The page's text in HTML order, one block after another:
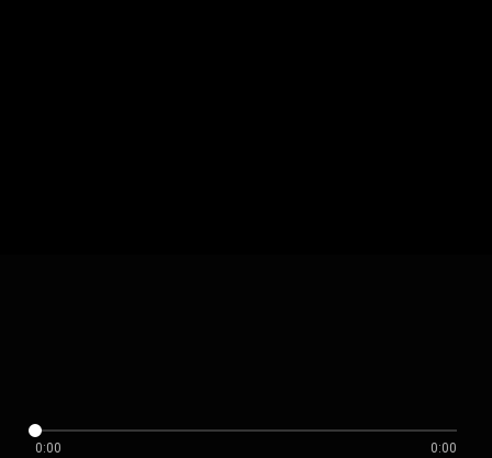
0:00 0:00